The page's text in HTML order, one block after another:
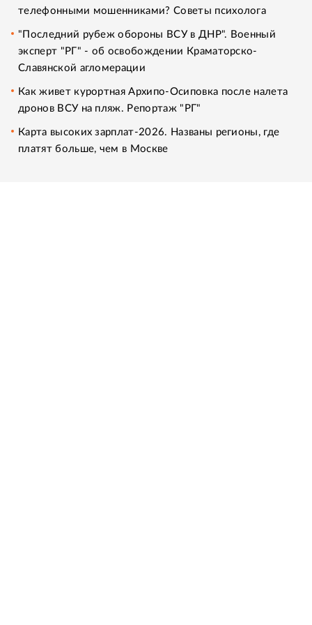
телефонными мошенниками? Советы психолога
"Последний рубеж обороны ВСУ в ДНР". Военный
эксперт "РГ" - об освобождении Краматорско-
Славянской агломерации
Как живет курортная Архипо-Осиповка после налета
дронов ВСУ на пляж. Репортаж "РГ"
Карта высоких зарплат-2026. Названы регионы, где
платят больше, чем в Москве